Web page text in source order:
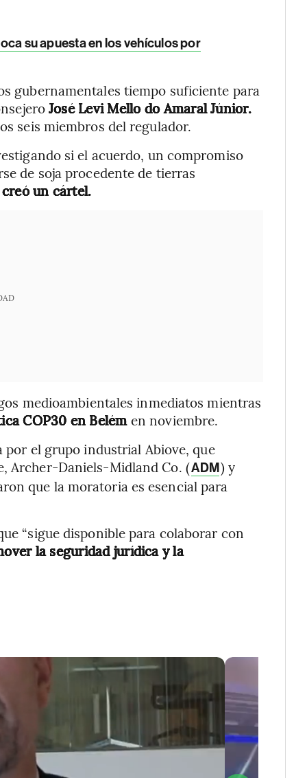
su apuesta en los vehículos por
gubernamentales tiempo suficiente para
José Levi Mello do Amaral Júnior.
seis miembros del regulador.
si el acuerdo, un compromiso
de soja procedente de tierras
creó un cártel.
medioambientales inmediatos mientras
COP30 en Belémen noviembre.
por el grupo industrial Abiove, que
Archer-Daniels-Midland Co. (ADM) y
que la moratoria es esencial para
“sigue disponible para colaborar con
la seguridad jurídica y la